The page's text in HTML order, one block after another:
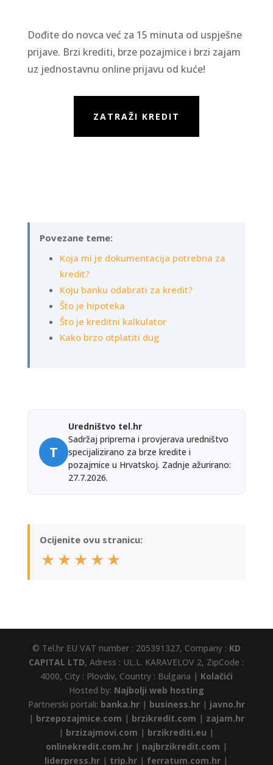
Dođite do novca već za 15 minuta od uspješne
prijave. Brzi krediti, brze pozajmice i brzi zajam
uz jednostavnu online prijavu od kuće!
ZATRAŽI KREDIT
Povezane teme:
Koja mi je dokumentacija potrebna za
kredit?
Koju banku odabrati za kredit?
Što je hipoteka
Što je kreditni kalkulator
Kako brzo otplatiti dug
T
Uredništvo tel.hr
Sadržaj priprema i provjerava uredništvo
specijalizirano za brze kredite i
pozajmice u Hrvatskoj. Zadnje ažurirano:
27.7.2026.
Ocijenite ovu stranicu:
★★★★★
© Tel.hr EU VAT number : 205391327, Company : KD
CAPITAL LTD, Adress : UL.L. KARAVELOV 2, ZipCode :
4000, City : Plovdiv, Country : Bulgaria | Kolačići
Hosted by: Najbolji web hosting
Partnerski portali: banka.hr| business.hr| javno.hr
| brzepozajmice.com | brzikredit.com | zajam.hr
| brzizajmovi.com | brzikrediti.eu |
onlinekredit.com.hr| najbrzikredit.com |
liderpress.hr | trip.hr | ferratum.com.hr |